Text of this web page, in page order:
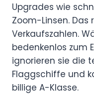
Upgrades wie
Zoom-Linsen.
Verkaufszahlen.
bedenkenlos zum
ignorieren sie die
Flaggschiffe und
billige A-Klasse.